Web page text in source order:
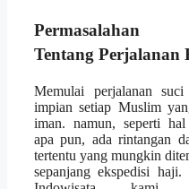
Permasalahan
Tentang Perjalanan
Memulai perjalanan
impian setiap Muslim
iman. namun, seperti hal
apa pun, ada rintangan
tertentu yang mungkin
sepanjang ekspedisi